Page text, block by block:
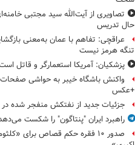
تصاویری از آیت‌الله سید مجتبی
حال تدریس
عراقچی: تفاهم با عمان به‌معنی
تنگه هرمز نیست
پزشکیان: آمریکا استعمارگر و قاتل
واکنش باشگاه خیبر به حواشی
+عکس
جزئیات جدید از نفتکش منفجر شده
راهبرد ایران "پنتاگون" را شکست
صدور ۱۰ فقره حکم قصاص برای